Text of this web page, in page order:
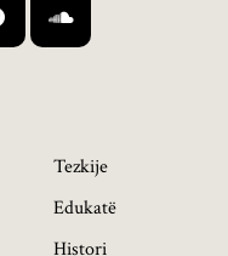
Tezkije
Edukatë
Histori